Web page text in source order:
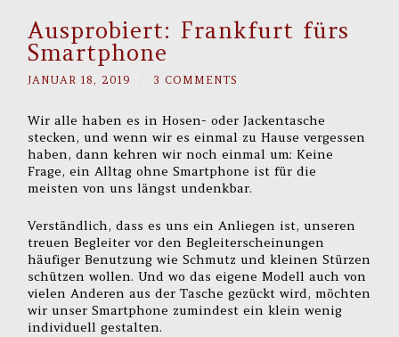
Ausprobiert: Frankfurt fürs
Smartphone
JANUAR 18, 2019 3 COMMENTS
Wir alle haben es in Hosen- oder Jackentasche
stecken, und wenn wir es einmal zu Hause vergessen
haben, dann kehren wir noch einmal um: Keine
Frage, ein Alltag ohne Smartphone ist für die
meisten von uns längst undenkbar.
Verständlich, dass es uns ein Anliegen ist, unseren
treuen Begleiter vor den Begleiterscheinungen
häufiger Benutzung wie Schmutz und kleinen Stürzen
schützen wollen. Und wo das eigene Modell auch von
vielen Anderen aus der Tasche gezückt wird, möchten
wir unser Smartphone zumindest ein klein wenig
individuell gestalten.